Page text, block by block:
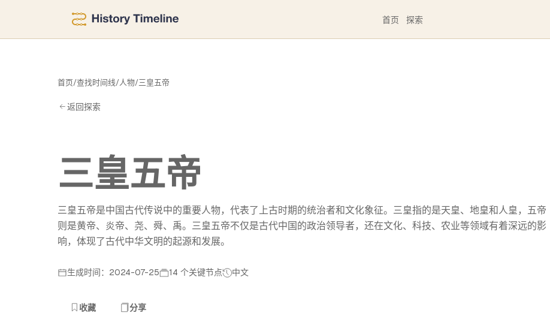
首页 探索
首页/查找时间线/人物/三皇五帝
返回探索
三皇五帝
三皇五帝是中国古代传说中的重要人物，代表了上古时期的统治者和文化象征。三皇指的是天皇、地皇和人皇，五帝
则是黄帝、炎帝、尧、舜、禹。三皇五帝不仅是古代中国的政治领导者，还在文化、科技、农业等领域有着深远的影
响，体现了古代中华文明的起源和发展。
生成时间：2024-07-25 14 个关键节点 中文
收藏 分享